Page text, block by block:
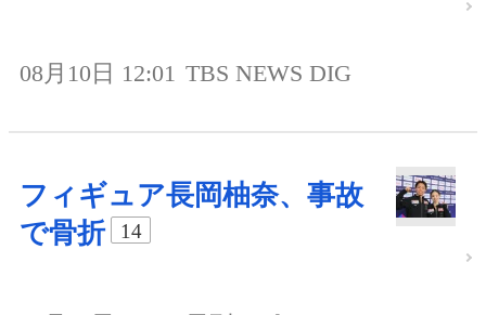
08月10日 12:01 TBS NEWS DIG
フィギュア長岡柚奈、事故
で骨折
14